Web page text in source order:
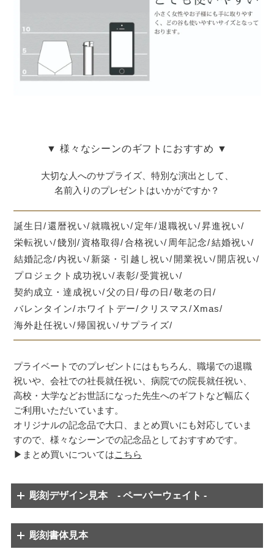
▼ 様々なシーンのギフトにおすすめ ▼
大切な人へのサプライズ、特別な演出として、
名前入りのプレゼントはいかがですか？
誕生日 還暦祝い 就職祝い 定年 退職祝い 昇進祝い
栄転祝い 餞別 資格取得 合格祝い 周年記念 結婚祝い
結婚記念 内祝い 新築・引越し祝い 開業祝い 開店祝い
プロジェクト成功祝い 表彰 受賞祝い
契約成立・達成祝い 父の日 母の日 敬老の日
バレンタイン ホワイトデー クリスマス Xmas
海外赴任祝い 帰国祝い サプライズ
プライベートでのプレゼントにはもちろん、職場での退職
祝いや、会社での社長就任祝い、病院での院長就任祝い、
高校・大学などお世話になった先生へのギフトなど幅広く
ご利用いただいています。
オリジナルの記念品で大口、まとめ買いにも対応していま
すので、様々なシーンでの記念品としておすすめです。
▶まとめ買いについてはこちら
彫刻デザイン見本 - ペーパーウェイト -
彫刻書体見本